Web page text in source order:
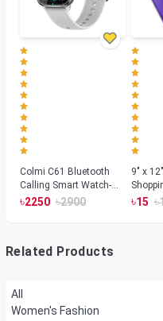
Colmi C61 Bluetooth
Calling Smart Watch-
Silver Color
৳2250 ৳2900
9" x
৳15 ৳
Related Products
All
Women's Fashion